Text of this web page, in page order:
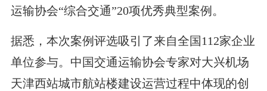
运输协会“综合交通”20项优秀典型案例。
据悉，本次案例评选吸引了来自全国112家企业
单位参与。中国交通运输协会专家对大兴机场
天津西站城市航站楼建设运营过程中体现的创